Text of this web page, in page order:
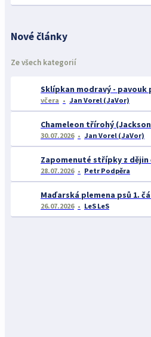
Nové články
Ze všech kategorií
Sklípkan modravý - pavouk
včera Jan Vorel (JaVor)
Chameleon třírohý
30.07.2026 Jan Vorel (JaVor)
28.07.2026 Petr Podpěra
Maďarská plemena psů 1.
26.07.2026 LeS LeS